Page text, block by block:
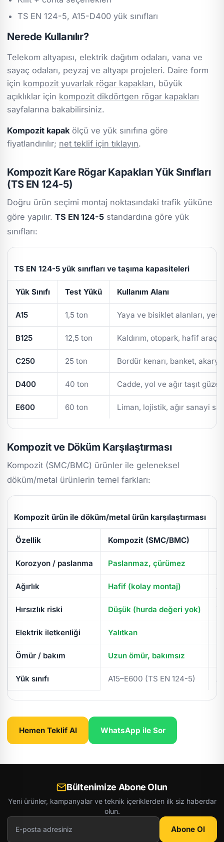
TS EN 124-5, A15-D400 yük sınıfları
Nerede Kullanılır?
Telekom altyapısı, elektrik dağıtım odaları, vana ve
sayaç odaları, peyzaj ve altyapı projeleri. Daire form
için kompozit yuvarlak rögar kapakları, büyük
açıklıklar için kompozit dikdörtgen rögar kapakları
sayfalarına bakabilirsiniz.
Kompozit kapakölçü ve yük sınıfına göre
fiyatlandırılır; net teklif için tıklayın.
Kompozit Kare Rögar Kapakları Yük Sınıfları
(TS EN 124-5)
Doğru ürün seçimi montaj noktasındaki trafik yüküne
göre yapılır.TS EN 124-5 standardına göre yük
sınıfları:
TS EN 124-5 yük sınıfları ve taşıma kapasiteleri
Yük Sınıfı Test Yükü Kullanım Alanı
A15 1,5 ton Yaya ve bisiklet alanları,
B125 12,5 ton Kaldırım, otopark, hafif araç
C250 25 ton Bordür kenarı, banket,
D400 40 ton Cadde, yol ve ağır taşıt
E600 60 ton Liman, lojistik, ağır sanayi
Kompozit ve Döküm Karşılaştırması
Kompozit (SMC/BMC) ürünler ile geleneksel
döküm/metal ürünlerin temel farkları:
Kompozit ürün ile döküm/metal ürün karşılaştırması
Özellik Kompozit (SMC/BMC)
Korozyon / paslanma Paslanmaz, çürümez
Ağırlık Hafif (kolay montaj)
Hırsızlık riski Düşük (hurda değeri yok)
Elektrik iletkenliği Yalıtkan
Ömür / bakım Uzun ömür, bakımsız
Yük sınıfı A15–E600 (TS EN 124-5)
Hemen Teklif Al WhatsApp ile Sor
Bültenimize Abone Olun
Yeni ürünler, kampanyalar ve teknik içeriklerden ilk siz haberdar
olun.
Abone Ol